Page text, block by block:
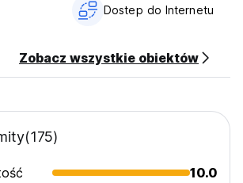
Dostep do Internetu
Zobacz wszystkie obiektów
(175)
10.0